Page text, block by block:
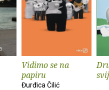
Vidimo se na
papiru
Đurđica Čilić